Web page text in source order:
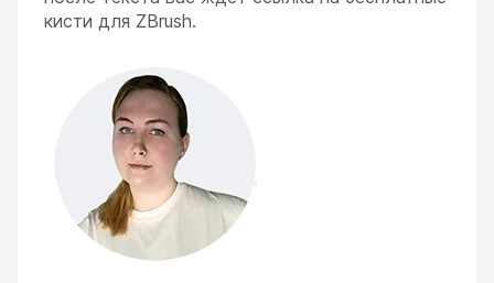
кисти для ZBrush.